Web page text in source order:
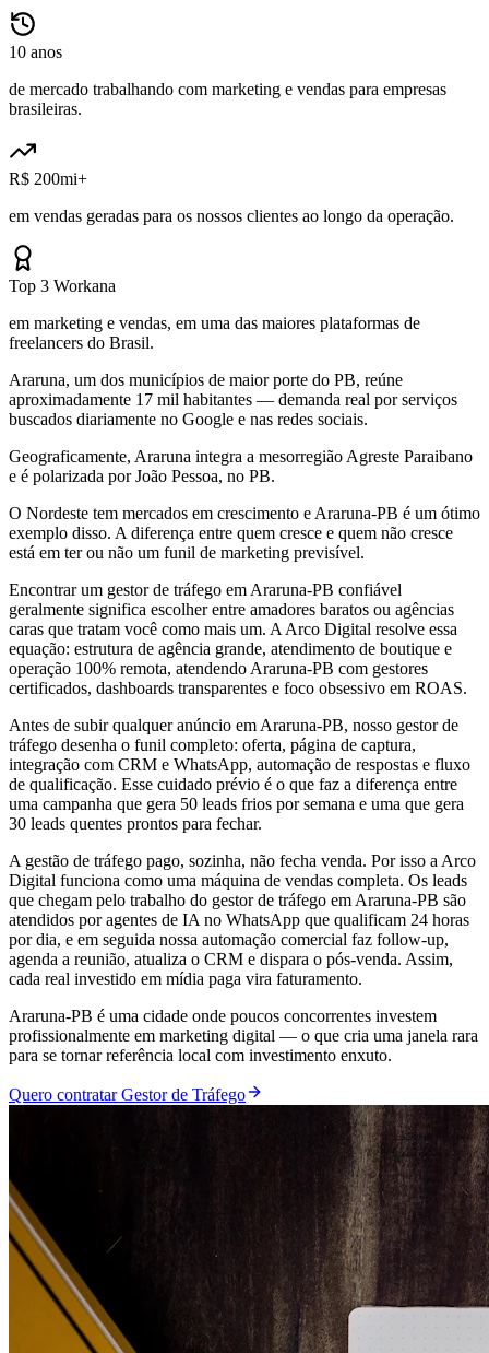
10 anos
de mercado trabalhando com marketing e vendas para empresas
brasileiras.
R$ 200mi+
em vendas geradas para os nossos clientes ao longo da operação.
Top 3 Workana
em marketing e vendas, em uma das maiores plataformas de
freelancers do Brasil.
Araruna, um dos municípios de maior porte do PB, reúne
aproximadamente 17 mil habitantes — demanda real por serviços
buscados diariamente no Google e nas redes sociais.
Geograficamente, Araruna integra a mesorregião Agreste Paraibano
e é polarizada por João Pessoa, no PB.
O Nordeste tem mercados em crescimento e Araruna-PB é um ótimo
exemplo disso. A diferença entre quem cresce e quem não cresce
está em ter ou não um funil de marketing previsível.
Encontrar um gestor de tráfego em Araruna-PB confiável
geralmente significa escolher entre amadores baratos ou agências
caras que tratam você como mais um. A Arco Digital resolve essa
equação: estrutura de agência grande, atendimento de boutique e
operação 100% remota, atendendo Araruna-PB com gestores
certificados, dashboards transparentes e foco obsessivo em ROAS.
Antes de subir qualquer anúncio em Araruna-PB, nosso gestor de
tráfego desenha o funil completo: oferta, página de captura,
integração com CRM e WhatsApp, automação de respostas e fluxo
de qualificação. Esse cuidado prévio é o que faz a diferença entre
uma campanha que gera 50 leads frios por semana e uma que gera
30 leads quentes prontos para fechar.
A gestão de tráfego pago, sozinha, não fecha venda. Por isso a Arco
Digital funciona como uma máquina de vendas completa. Os leads
que chegam pelo trabalho do gestor de tráfego em Araruna-PB são
atendidos por agentes de IA no WhatsApp que qualificam 24 horas
por dia, e em seguida nossa automação comercial faz follow-up,
agenda a reunião, atualiza o CRM e dispara o pós-venda. Assim,
cada real investido em mídia paga vira faturamento.
Araruna-PB é uma cidade onde poucos concorrentes investem
profissionalmente em marketing digital — o que cria uma janela rara
para se tornar referência local com investimento enxuto.
Quero contratar Gestor de Tráfego